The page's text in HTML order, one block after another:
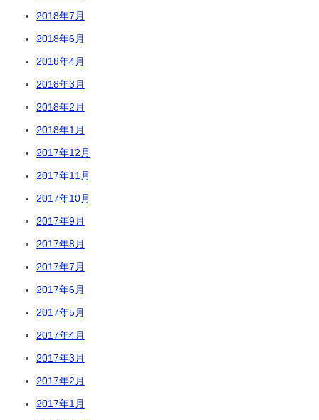
2018年7月
2018年6月
2018年4月
2018年3月
2018年2月
2018年1月
2017年12月
2017年11月
2017年10月
2017年9月
2017年8月
2017年7月
2017年6月
2017年5月
2017年4月
2017年3月
2017年2月
2017年1月